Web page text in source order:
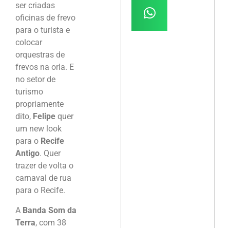
ser criadas
oficinas de frevo
para o turista e
colocar
orquestras de
frevos na orla. E
no setor de
turismo
propriamente
dito, Felipe quer
um new look
para o Recife
Antigo. Quer
trazer de volta o
carnaval de rua
para o Recife.
A Banda Som da
Terra, com 38